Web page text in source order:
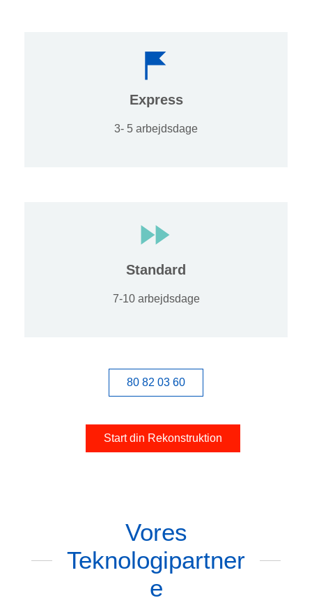
Express
3- 5 arbejdsdage
Standard
7-10 arbejdsdage
80 82 03 60
Start din Rekonstruktion
Vores
Teknologipartner
e